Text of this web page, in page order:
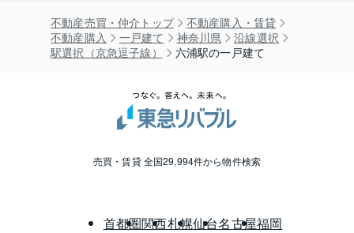
不動産売買・仲介トップ
不動産購入・賃貸
不動産購入
一戸建て 神奈川県
沿線選択
駅選択（京急逗子線）
六浦駅の一戸建て
売買・賃貸 全国29,994件から物件検索
首都圏関西札幌仙台名古屋福岡